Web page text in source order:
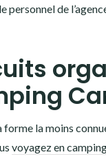
personnel de
forme la moins
voyagez en